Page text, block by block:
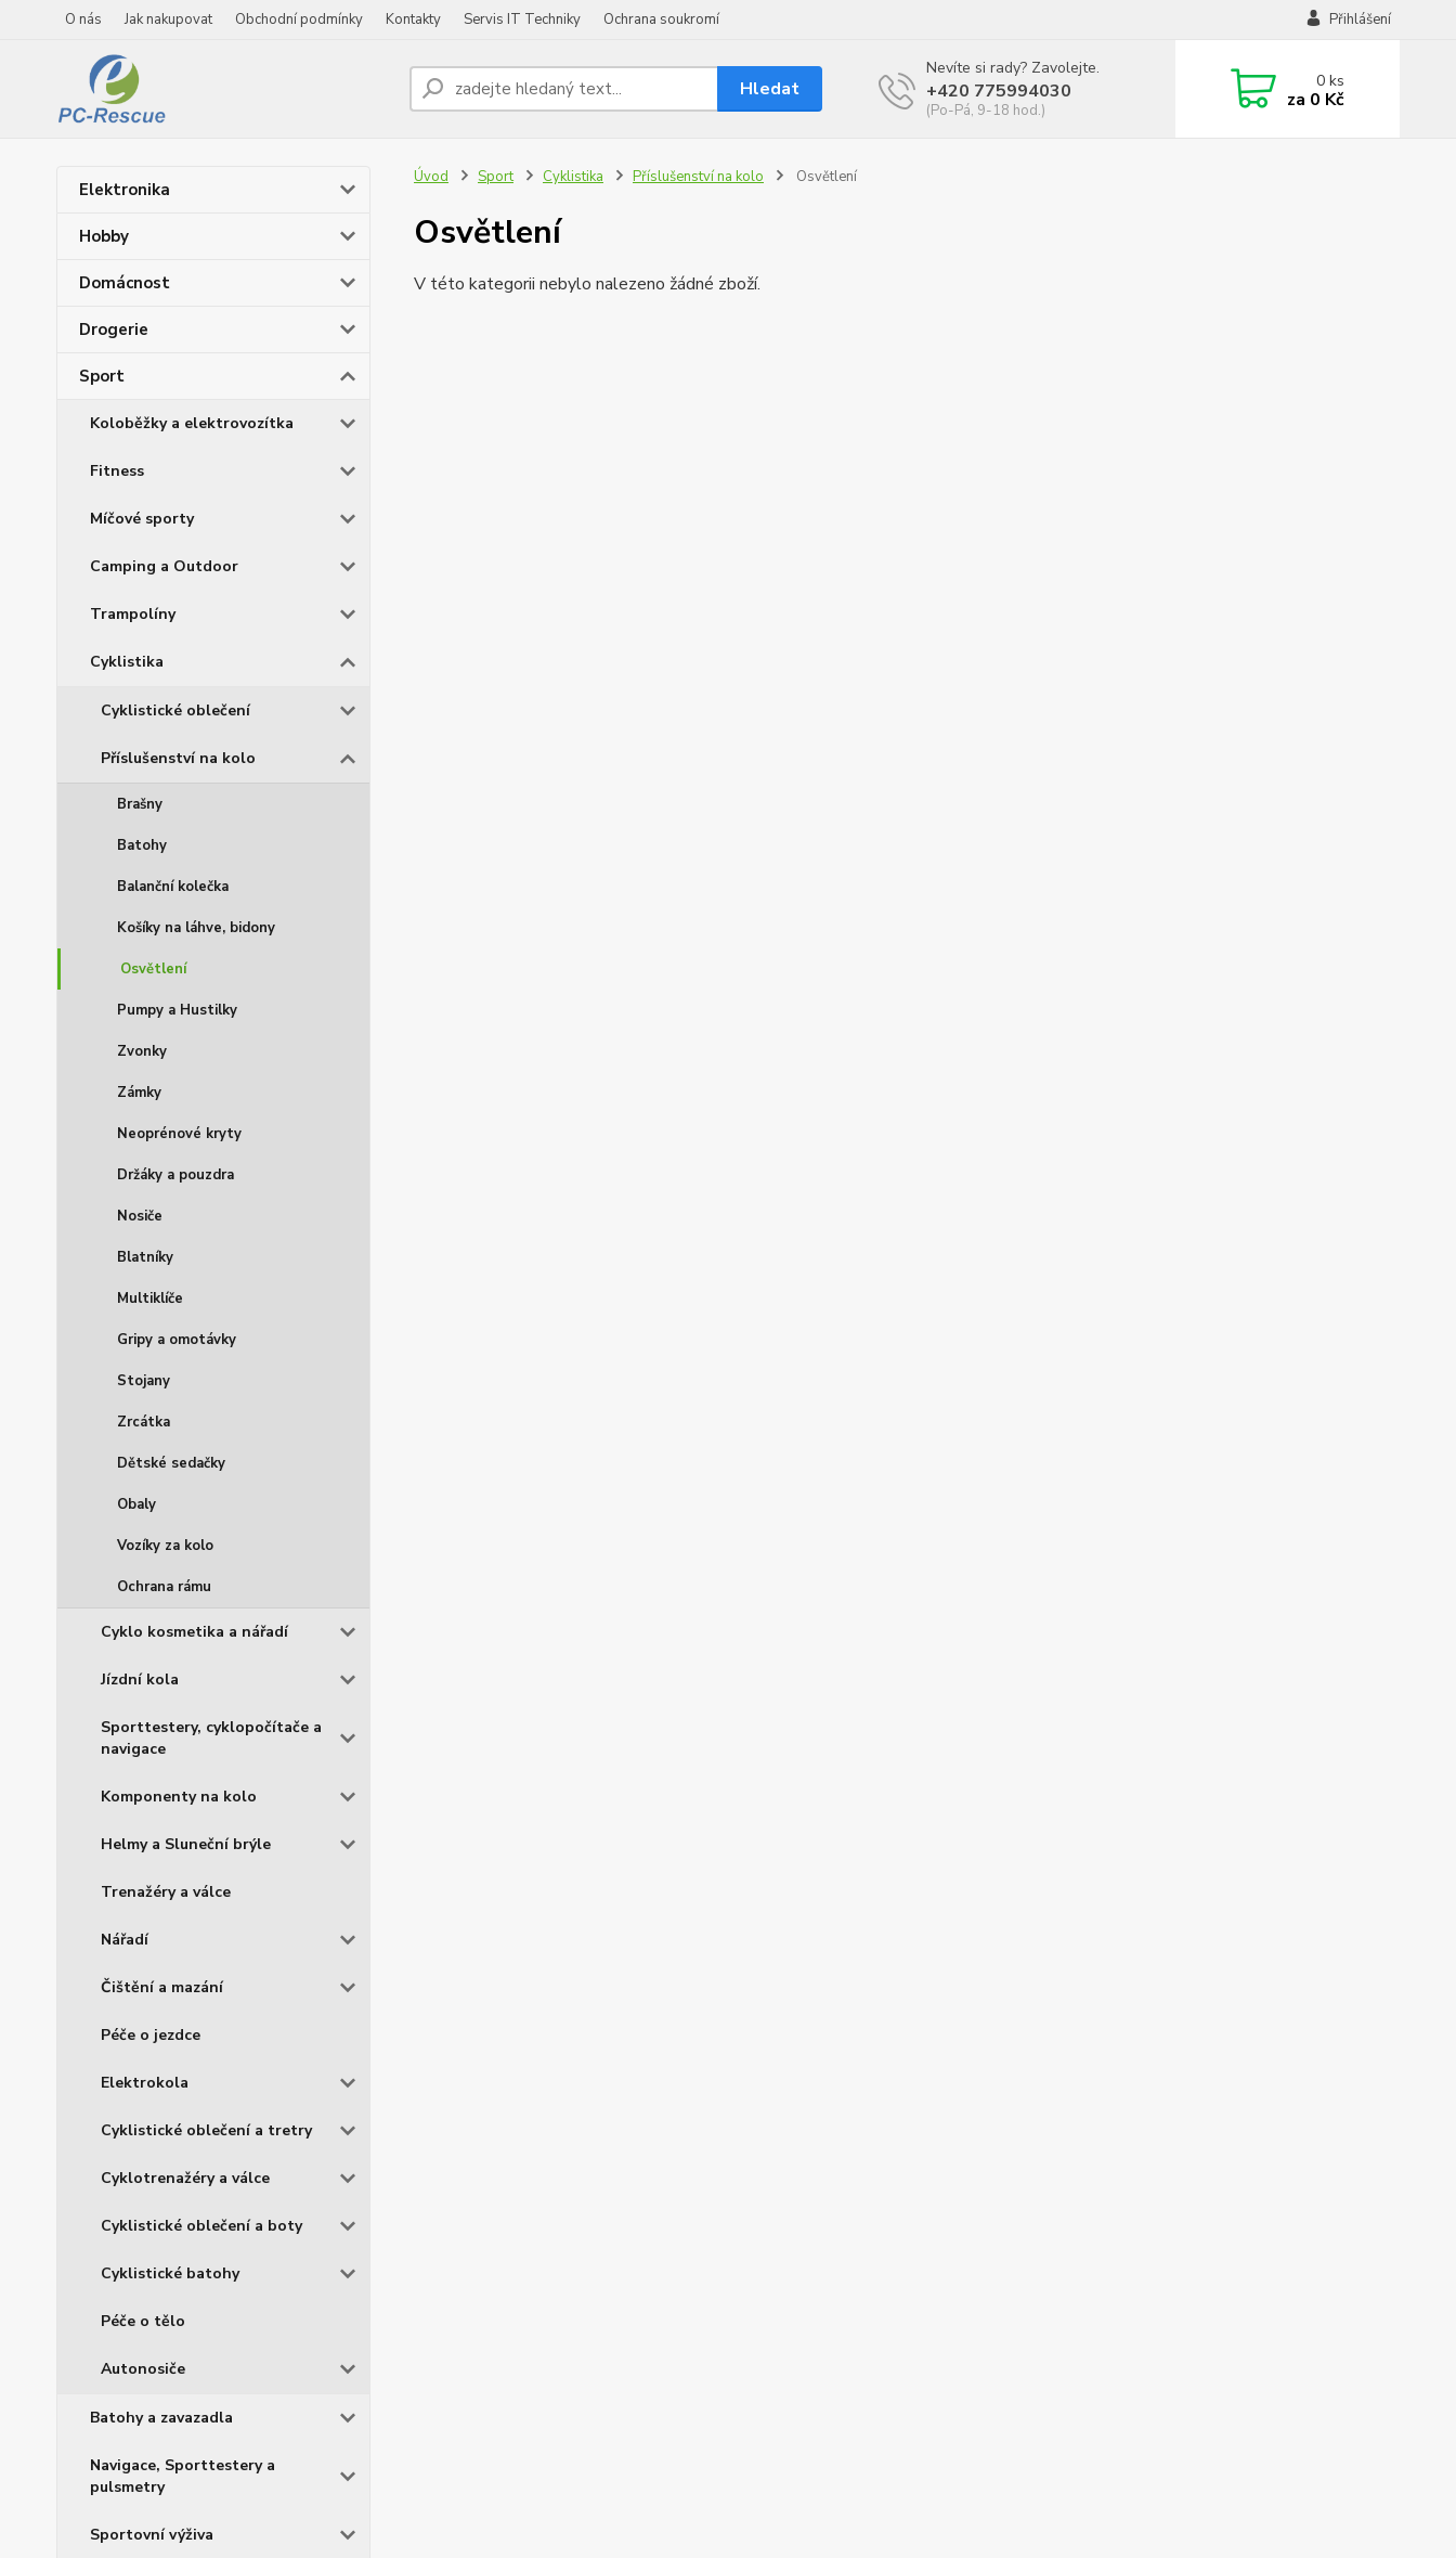
O nás Jak nakupovat Obchodní podmínky Kontakty Servis IT Techniky Ochrana soukromí Přihlášení
Hledat
Nevíte si rady? Zavolejte.
+420 775994030
(Po-Pá, 9-18 hod.)
0ks
za 0 Kč
Elektronika
Hobby
Domácnost
Drogerie
Sport
Koloběžky a elektrovozítka
Fitness
Míčové sporty
Camping a Outdoor
Trampolíny
Cyklistika
Cyklistické oblečení
Příslušenství na kolo
Brašny
Batohy
Balanční kolečka
Košíky na láhve, bidony
Osvětlení
Pumpy a Hustilky
Zvonky
Zámky
Neoprénové kryty
Držáky a pouzdra
Nosiče
Blatníky
Multiklíče
Gripy a omotávky
Stojany
Zrcátka
Dětské sedačky
Obaly
Vozíky za kolo
Ochrana rámu
Cyklo kosmetika a nářadí
Jízdní kola
Sporttestery, cyklopočítače a
navigace
Komponenty na kolo
Helmy a Sluneční brýle
Trenažéry a válce
Nářadí
Čištění a mazání
Péče o jezdce
Elektrokola
Cyklistické oblečení a tretry
Cyklotrenažéry a válce
Cyklistické oblečení a boty
Cyklistické batohy
Péče o tělo
Autonosiče
Batohy a zavazadla
Navigace, Sporttestery a
pulsmetry
Sportovní výživa
Úvod Sport Cyklistika Příslušenství na kolo Osvětlení
Osvětlení
V této kategorii nebylo nalezeno žádné zboží.